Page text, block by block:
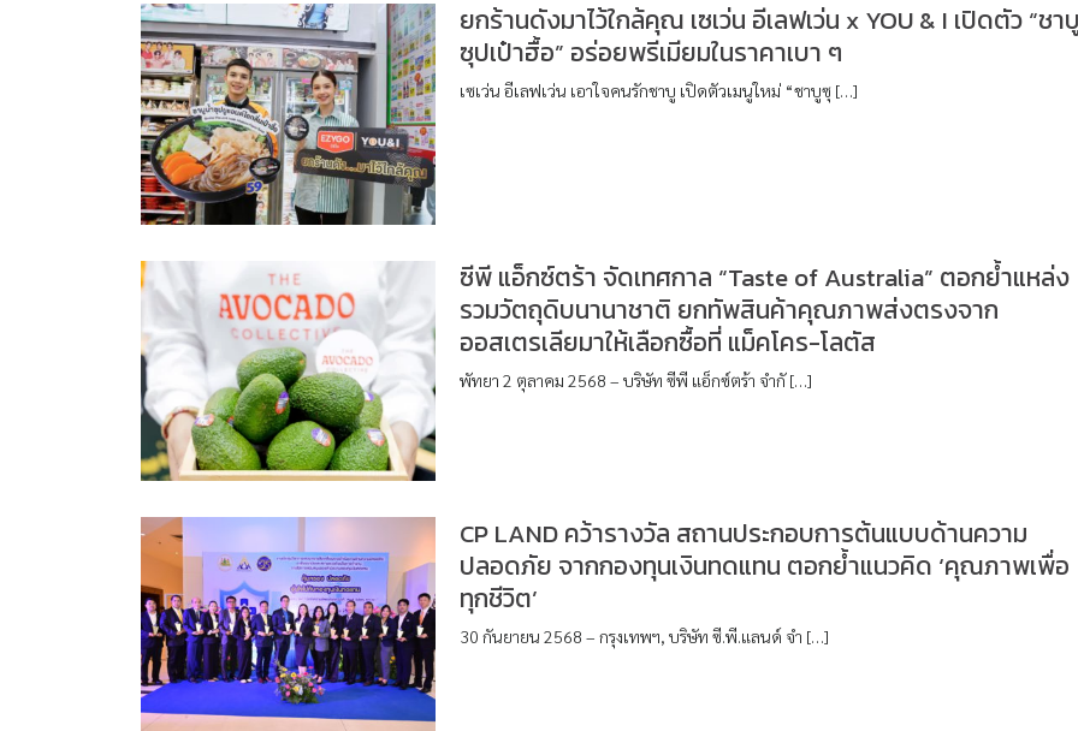
ยกร้านดังมาไว้ใกล้คุณ เซเว่น อีเลฟเว่น x YOU & I เปิดตัว “ชาบู
ซุปเป๋าฮื้อ” อร่อยพรีเมียมในราคาเบา ๆ
เซเว่น อีเลฟเว่น เอาใจคนรักชาบู เปิดตัวเมนูใหม่ “ชาบูซุ […]
ซีพี แอ็กซ์ตร้า จัดเทศกาล “Taste of Australia” ตอกย้ำแหล่ง
รวมวัตถุดิบนานาชาติ ยกทัพสินค้าคุณภาพส่งตรงจาก
ออสเตรเลียมาให้เลือกซื้อที่ แม็คโคร-โลตัส
พัทยา 2 ตุลาคม 2568 – บริษัท ซีพี แอ็กซ์ตร้า จำกั […]
CP LAND คว้ารางวัล สถานประกอบการต้นแบบด้านความ
ปลอดภัย จากกองทุนเงินทดแทน ตอกย้ำแนวคิด ‘คุณภาพเพื่อ
ทุกชีวิต’
30 กันยายน 2568 – กรุงเทพฯ, บริษัท ซี.พี.แลนด์ จำ […]